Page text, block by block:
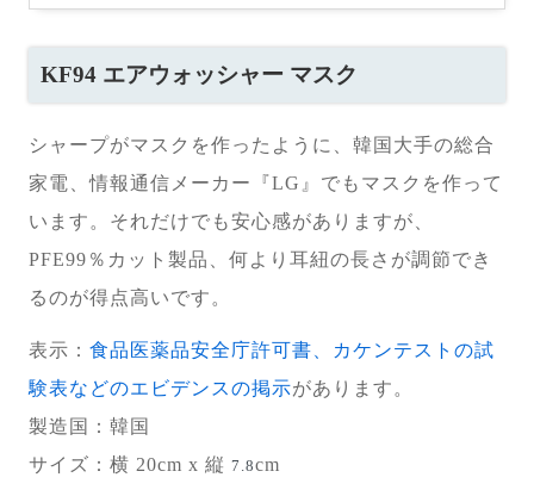
KF94 エアウォッシャー マスク
シャープがマスクを作ったように、韓国大手の総合
家電、情報通信メーカー『LG』でもマスクを作って
います。それだけでも安心感がありますが、
PFE99％カット製品、何より耳紐の長さが調節でき
るのが得点高いです。
表示： 食品医薬品安全庁許可書、カケンテストの試
験表などのエビデンスの掲示があります。
製造国
：韓国
サイズ：横 20cm x 縦 7.8cm